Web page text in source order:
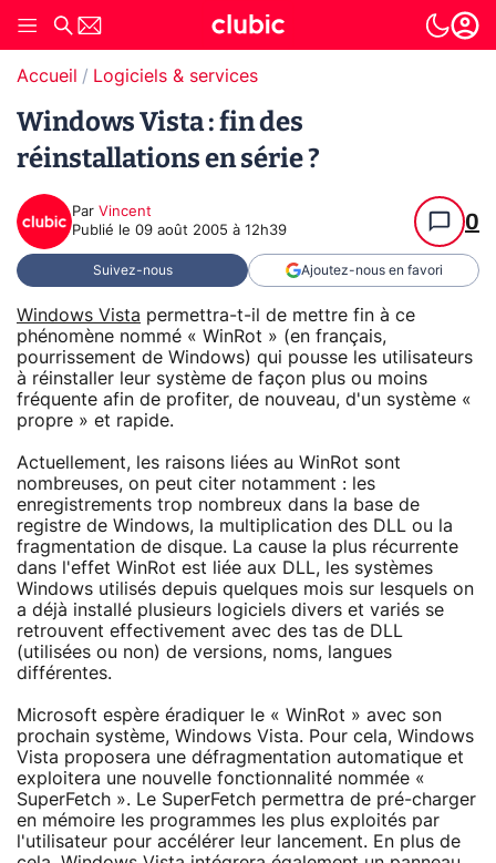
Accueil Logiciels & services
Windows Vista : fin des
réinstallations en série ?
Par Vincent
Publié le 09 août 2005 à 12h39 0
Suivez-nous Ajoutez-nous en favori
Windows Vista permettra-t-il de mettre fin à ce
phénomène nommé « WinRot » (en français,
pourrissement de Windows) qui pousse les utilisateurs
à réinstaller leur système de façon plus ou moins
fréquente afin de profiter, de nouveau, d'un système «
propre » et rapide.
Actuellement, les raisons liées au WinRot sont
nombreuses, on peut citer notamment : les
enregistrements trop nombreux dans la base de
registre de Windows, la multiplication des DLL ou la
fragmentation de disque. La cause la plus récurrente
dans l'effet WinRot est liée aux DLL, les systèmes
Windows utilisés depuis quelques mois sur lesquels on
a déjà installé plusieurs logiciels divers et variés se
retrouvent effectivement avec des tas de DLL
(utilisées ou non) de versions, noms, langues
différentes.
Microsoft espère éradiquer le « WinRot » avec son
prochain système, Windows Vista. Pour cela, Windows
Vista proposera une défragmentation automatique et
exploitera une nouvelle fonctionnalité nommée «
SuperFetch ». Le SuperFetch permettra de pré-charger
en mémoire les programmes les plus exploités par
l'utilisateur pour accélérer leur lancement. En plus de